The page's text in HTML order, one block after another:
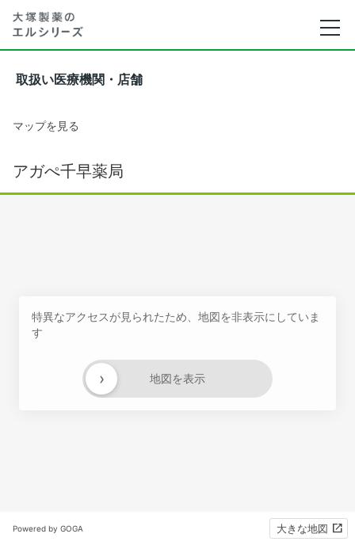
取扱い医療機関・店舗
マップを見る
アガぺ千早薬局
特異なアクセスが見られたため、地図を非表示にしていま
す
地図を表示
›
Powered by GOGA 大きな地図